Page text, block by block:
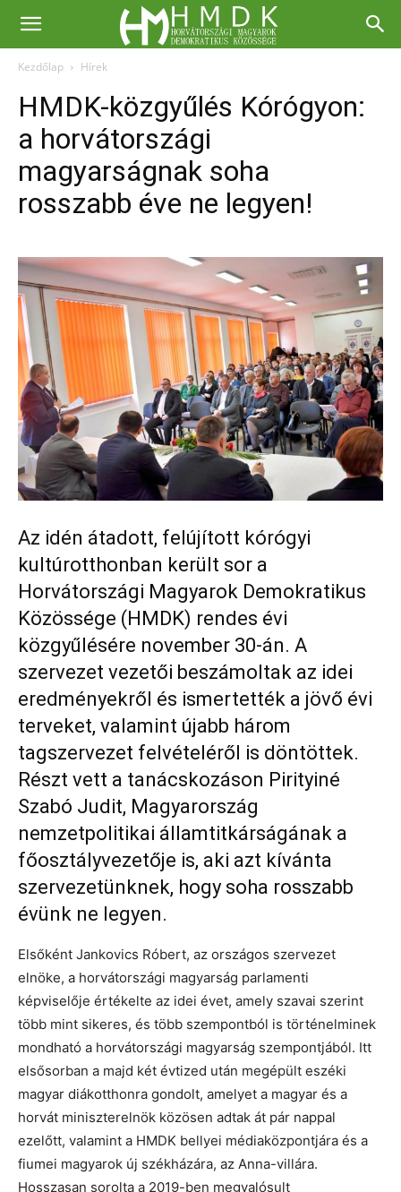
Kezdőlap Hírek
HMDK-közgyűlés Kórógyon:
a horvátországi
magyarságnak soha
rosszabb éve ne legyen!
Az idén átadott, felújított kórógyi
kultúrotthonban került sor a
Horvátországi Magyarok Demokratikus
Közössége (HMDK) rendes évi
közgyűlésére november 30-án. A
szervezet vezetői beszámoltak az idei
eredményekről és ismertették a jövő évi
terveket, valamint újabb három
tagszervezet felvételéről is döntöttek.
Részt vett a tanácskozáson Pirityiné
Szabó Judit, Magyarország
nemzetpolitikai államtitkárságának a
főosztályvezetője is, aki azt kívánta
szervezetünknek, hogy soha rosszabb
évünk ne legyen.
Elsőként Jankovics Róbert, az országos szervezet
elnöke, a horvátországi magyarság parlamenti
képviselője értékelte az idei évet, amely szavai szerint
több mint sikeres, és több szempontból is történelminek
mondható a horvátországi magyarság szempontjából. Itt
elsősorban a majd két évtized után megépült eszéki
magyar diákotthonra gondolt, amelyet a magyar és a
horvát miniszterelnök közösen adtak át pár nappal
ezelőtt, valamint a HMDK bellyei médiaközpontjára és a
fiumei magyarok új székházára, az Anna-villára.
Hosszasan sorolta a 2019-ben megvalósult